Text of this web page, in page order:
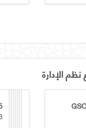
الإدارة